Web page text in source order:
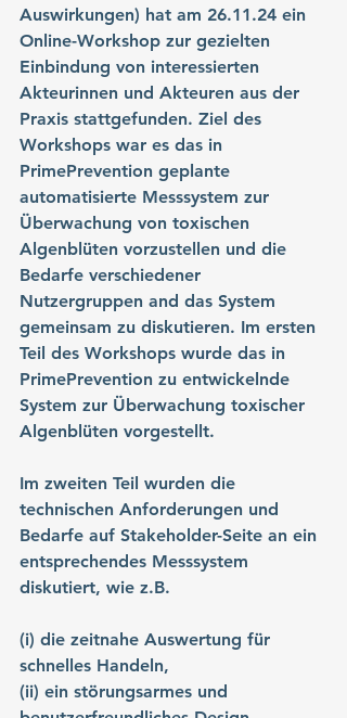
Auswirkungen) hat am 26.11.24 ein
Online-Workshop zur gezielten
Einbindung von interessierten
Akteurinnen und Akteuren aus der
Praxis stattgefunden. Ziel des
Workshops war es das in
PrimePrevention geplante
automatisierte Messsystem zur
Überwachung von toxischen
Algenblüten vorzustellen und die
Bedarfe verschiedener
Nutzergruppen and das System
gemeinsam zu diskutieren. Im ersten
Teil des Workshops wurde das in
PrimePrevention zu entwickelnde
System zur Überwachung toxischer
Algenblüten vorgestellt.
Im zweiten Teil wurden die
technischen Anforderungen und
Bedarfe auf Stakeholder-Seite an ein
entsprechendes Messsystem
diskutiert, wie z.B.
(i) die zeitnahe Auswertung für
schnelles Handeln,
(ii) ein störungsarmes und